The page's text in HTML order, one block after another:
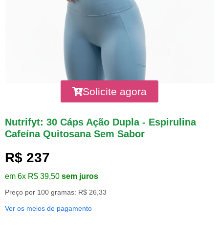
Solicite agora
Nutrifyt: 30 Cáps Ação Dupla - Espirulina
Cafeína Quitosana Sem Sabor
R$ 237
em 6x R$ 39,50 sem juros
Preço por 100 gramas: R$ 26,33
Ver os meios de pagamento